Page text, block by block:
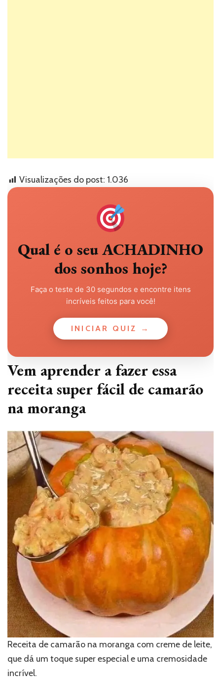
Visualizações do post: 1.036
Qual é o seu ACHADINHO
dos sonhos hoje?
Faça o teste de 30 segundos e encontre itens
incríveis feitos para você!
INICIAR QUIZ →
Vem aprender a fazer essa
receita super fácil de camarão
na moranga
Receita de camarão na moranga com creme de leite,
que dá um toque super especial e uma cremosidade
incrível.